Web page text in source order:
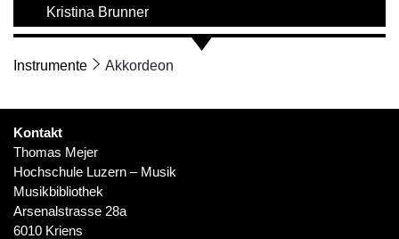
Kristina Brunner
Instrumente Akkordeon
Kontakt
Thomas Mejer
Hochschule Luzern – Musik
Musikbibliothek
Arsenalstrasse 28a
6010 Kriens